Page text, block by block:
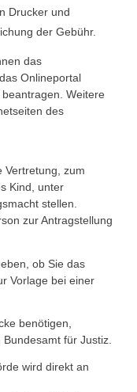
Drucker und
der Gebühr.
das
Onlineportal
Weitere
des
Vertretung , zum
Kind,
unter
stellen.
zur Antragstellung
ob Sie das
Vorlage bei einer
benötigen,
für Justiz.
wird direkt an